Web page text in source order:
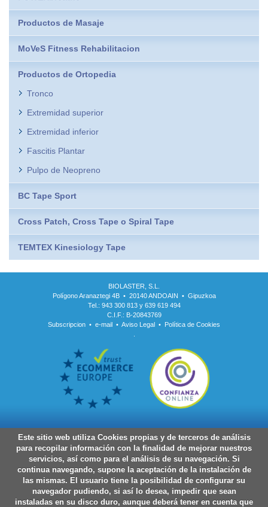
Productos de Masaje
MoVeS Fitness Rehabilitacion
Productos de Ortopedia
Tronco
Extremidad superior
Extremidad inferior
Fascitis Plantar
Pulpo de Neopreno
BC Tape Sport
Cross Patch, Cross Tape o Spiral Tape
TEMTEX Kinesiology Tape
BIOLASTER, S.L.
Polígono Aranaztegi 4B • 20140 ANDOAIN • Gipuzkoa
Tel.: 943 300 813 y 639 619 494
C.I.F.: B-20843769
Subscripcion • e-mail • Aviso Legal •
Política de Cookies
.
Este sitio web utiliza Cookies propias y de terceros de análisis
para recopilar información con la finalidad de mejorar nuestros
servicios, así como para el análisis de su navegación. Si
continua navegando, supone la aceptación de la instalación de
las mismas. El usuario tiene la posibilidad de configurar su
navegador pudiendo, si así lo desea, impedir que sean
instaladas en su disco duro, aunque deberá tener en cuenta que